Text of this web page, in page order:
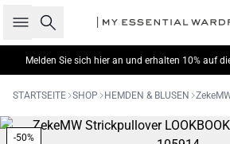
Suche
Melden Sie sich hier an und erhalten 10% auf
STARTSEITE SHOP HEMDEN & BLUSEN
-50%